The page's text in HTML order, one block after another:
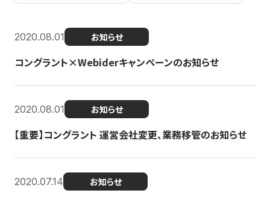
2020.08.01 お知らせ
コングラント×Webiderキャンペーンのお知らせ
2020.08.01 お知らせ
【重要】コングラント 運営会社変更、業務移管のお知らせ
2020.07.14 お知らせ